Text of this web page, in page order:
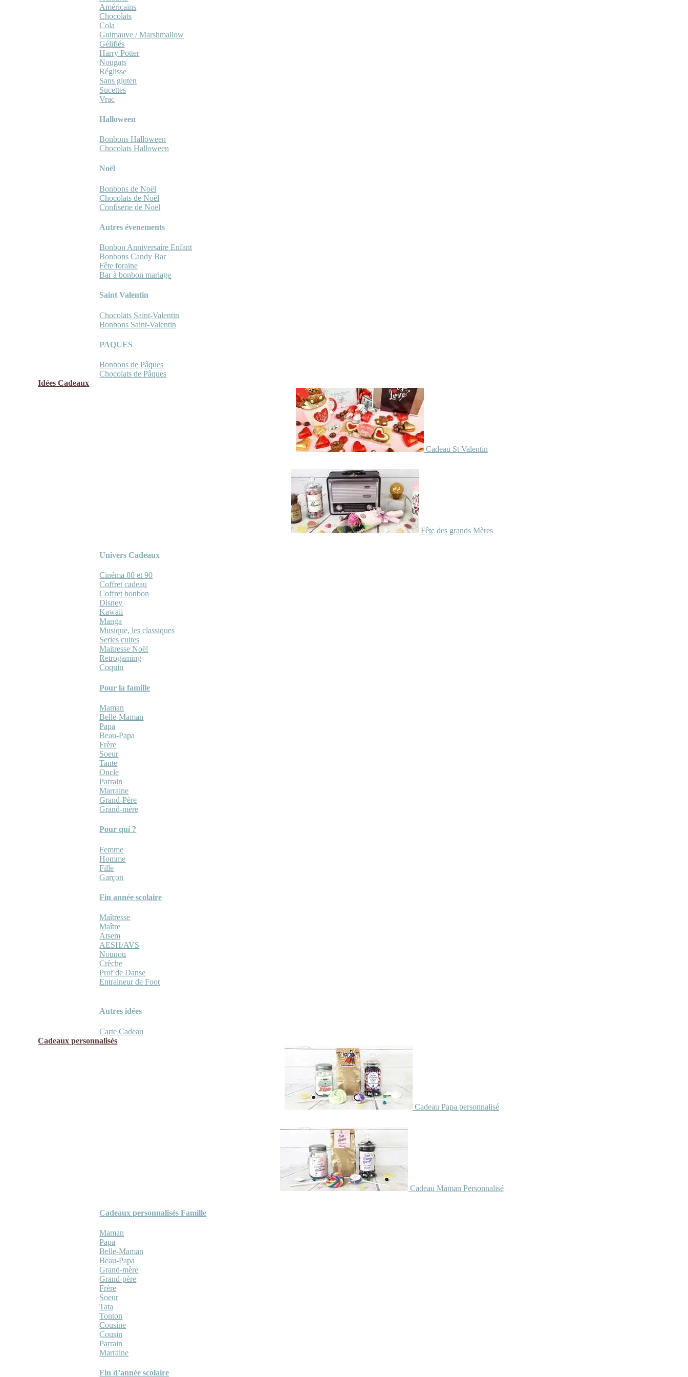
Américains
Chocolats
Cola
Guimauve / Marshmallow
Gélifiés
Harry Potter
Nougats
Réglisse
Sans gluten
Sucettes
Vrac
Halloween
Bonbons Halloween
Chocolats Halloween
Noël
Bonbons de Noël
Chocolats de Noël
Confiserie de Noël
Autres évenements
Bonbon Anniversaire Enfant
Bonbons Candy Bar
Fête foraine
Bar à bonbon mariage
Saint Valentin
Chocolats Saint-Valentin
Bonbons Saint-Valentin
PAQUES
Bonbons de Pâques
Chocolats de Pâques
Idées Cadeaux
Cadeau St Valentin
Fête des grands Mères
Univers Cadeaux
Cinéma 80 et 90
Coffret cadeau
Coffret bonbon
Disney
Kawaii
Manga
Musique, les classiques
Series cultes
Maitresse Noël
Retrogaming
Coquin
Pour la famille
Maman
Belle-Maman
Papa
Beau-Papa
Frère
Soeur
Tante
Oncle
Parrain
Marraine
Grand-Père
Grand-mère
Pour qui ?
Femme
Homme
Fille
Garçon
Fin année scolaire
Maîtresse
Maître
Atsem
AESH/AVS
Nounou
Crèche
Prof de Danse
Entraineur de Foot
Autres idées
Carte Cadeau
Cadeaux personnalisés
Cadeau Papa personnalisé
Cadeau Maman Personnalisé
Cadeaux personnalisés Famille
Maman
Papa
Belle-Maman
Beau-Papa
Grand-mère
Grand-père
Frère
Soeur
Tata
Tonton
Cousine
Cousin
Parrain
Marraine
Fin d’année scolaire